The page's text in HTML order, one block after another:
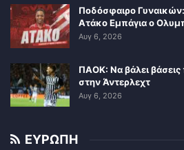
Ποδόσφαιρο
Ατάκο Εμπάγια ο
Αυγ 6, 2026
ΠΑΟΚ: Να βάλει βάσεις
στην Άντερλεχτ
Αυγ 6, 2026
ΕΥΡΩΠΗ